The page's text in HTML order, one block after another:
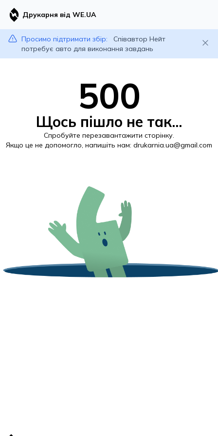
Друкарня від WE.UA
Просимо підтримати збір:
Співавтор Нейт
потребує авто для виконання завдань
500
Щось пішло не так...
Спробуйте перезавантажити сторінку.
Якщо це не допомогло, напишіть нам: drukarnia.ua@gmail.com